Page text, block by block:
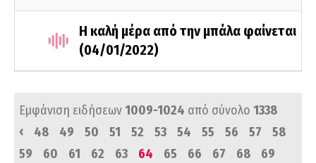
Η καλή μέρα από την μπάλα φαίνεται
(04/01/2022)
Εμφάνιση ειδήσεων1009-1024 από σύνολο 1338
‹
48 49 50 51 52 53 54 55 56 57
58
59
60 61 62 63 64 65 66 67 68
69